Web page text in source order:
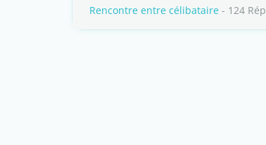
Rencontre entre célibataire - 124